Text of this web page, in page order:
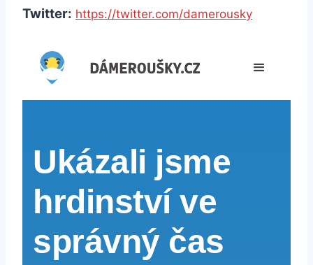
Twitter: https://twitter.com/damerousky